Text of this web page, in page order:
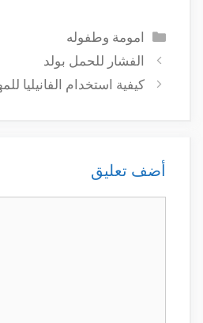
التصنيفات
امومة وطفوله
الفشار للحمل بولد
كيفية استخدام الفانيليا
أضف تعليق